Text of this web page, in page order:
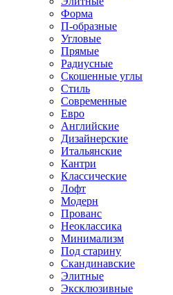
Форма
П-образные
Угловые
Прямые
Радиусные
Скошенные углы
Стиль
Современные
Евро
Английские
Дизайнерские
Итальянские
Кантри
Классические
Лофт
Модерн
Прованс
Неоклассика
Минимализм
Под старину
Скандинавские
Элитные
Эксклюзивные